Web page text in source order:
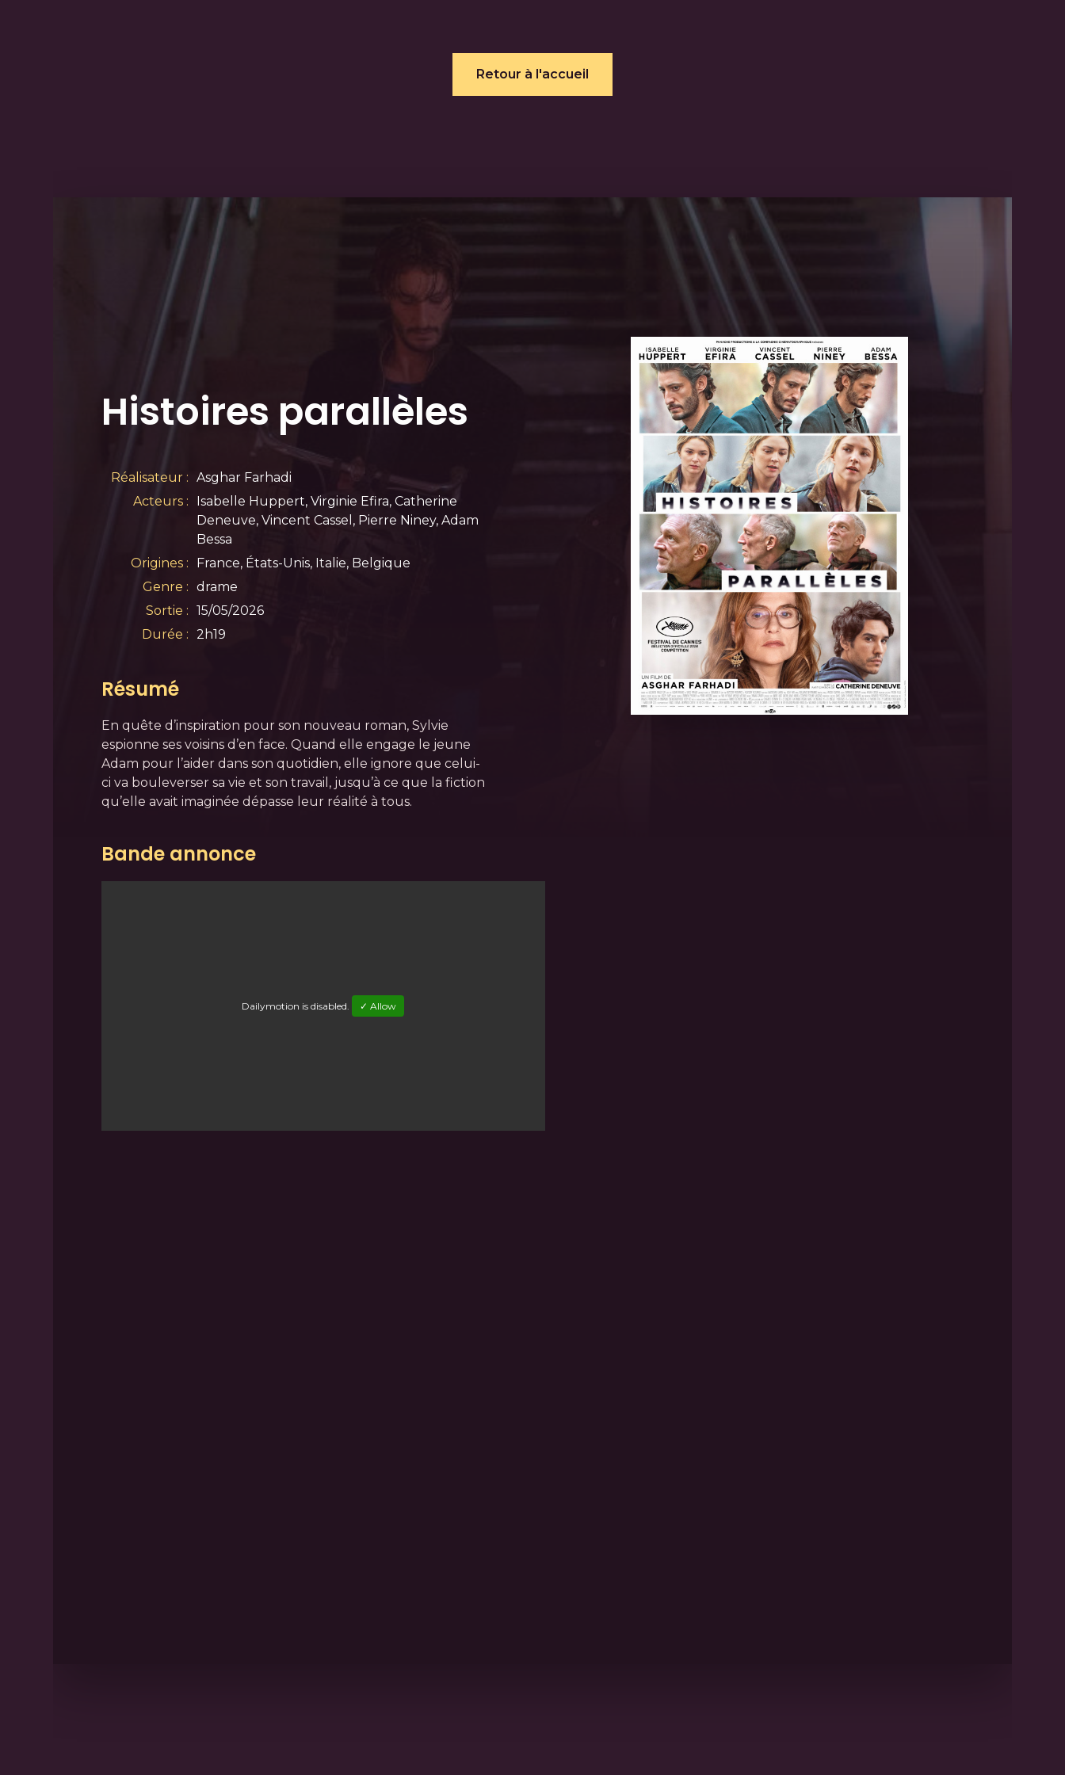
Retour à l'accueil
Histoires parallèles
Réalisateur : Asghar Farhadi
Acteurs :
Isabelle Huppert, Virginie Efira, Catherine
Deneuve, Vincent Cassel, Pierre Niney, Adam
Bessa
Origines :
France, États-Unis, Italie, Belgique
Genre : drame
Sortie : 15/05/2026
Durée : 2h19
Résumé
En quête d’inspiration pour son nouveau roman, Sylvie
espionne ses voisins d’en face. Quand elle engage le jeune
Adam pour l’aider dans son quotidien, elle ignore que celui-
ci va bouleverser sa vie et son travail, jusqu’à ce que la fiction
qu’elle avait imaginée dépasse leur réalité à tous.
Bande annonce
Dailymotion is disabled. ✓ Allow